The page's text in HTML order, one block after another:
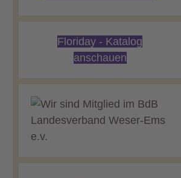
Floriday - Katalog
anschauen